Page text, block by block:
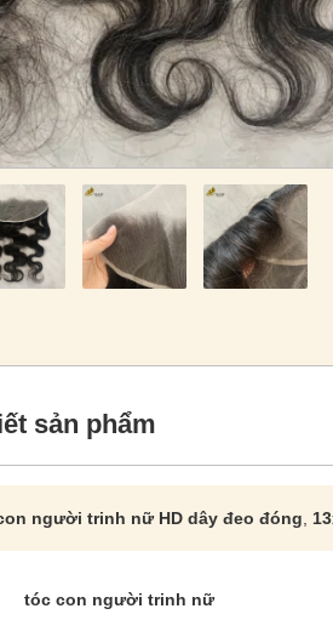
sản phẩm
người trinh nữ HD dây đeo đóng
tóc con người trinh nữ